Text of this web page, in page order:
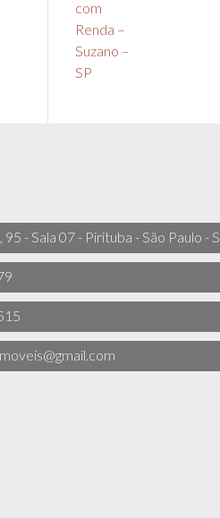
95 - Sala 07 - Pirituba - São Paulo -